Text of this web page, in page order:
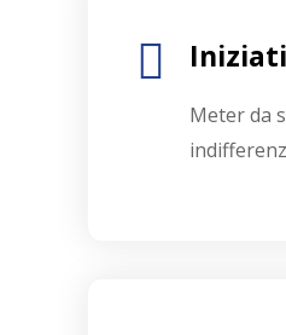
Meter da